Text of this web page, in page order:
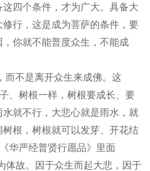
四个条件，才为广大。具备大
行，这是成为菩萨的条件，要
你就不能普度众生，不能成
不是离开众生来成佛。这
、树根一样，树根要成长、要
就不行，大悲心就是雨水，就
根，树根就可以发芽、开花结
《华严经普贤行愿品》里面
体故。因于众生而起大悲，因于